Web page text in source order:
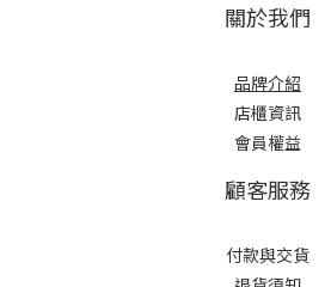
關於我們
品牌介紹
店櫃資訊
會員權益
顧客服務
付款與交貨